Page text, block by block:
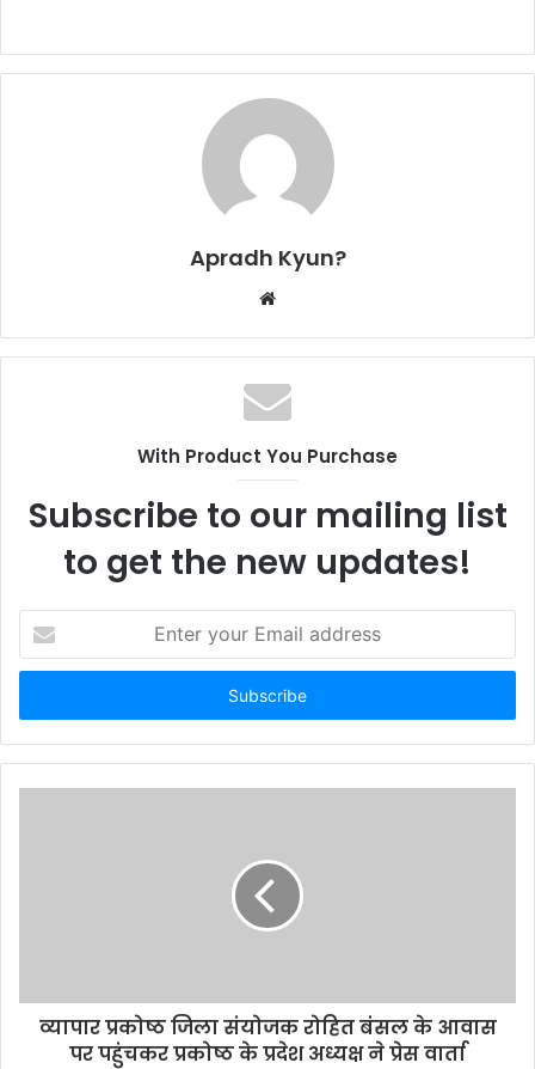
Apradh Kyun?
b
s
i
e
With Product You Purchase
Subscribe to our mailing list
to get the new updates!
t
r
y
व्यापार प्रकोष्ठ जिला संयोजक रोहित बंसल के आवास
पर पहुंचकर प्रकोष्ठ के प्रदेश अध्यक्ष ने प्रेस वार्ता